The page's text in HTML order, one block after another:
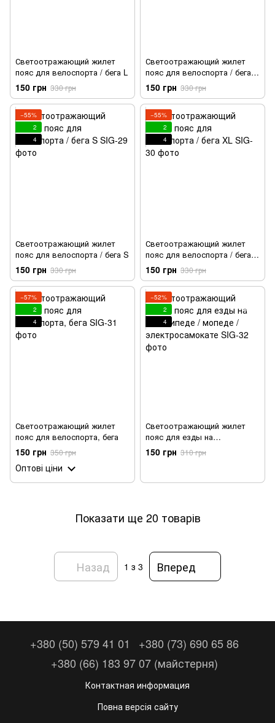
Светоотражающий жилет
пояс для велоспорта / бега L
150 грн 330 грн
Светоотражающий жилет
пояс для велоспорта / бега
M
150 грн 330 грн
−55%
2
4
Светоотражающий жилет
пояс для велоспорта / бега S
150 грн 330 грн
−55%
2
4
Светоотражающий жилет
пояс для велоспорта / бега
XL
150 грн 330 грн
−57%
2
4
Светоотражающий жилет
пояс для велоспорта, бега
150 грн 350 грн
Оптові ціни
−52%
2
4
Светоотражающий жилет
пояс для езды на
велосипеде / мопеде /
электросамокате
150 грн 310 грн
Показати ще 20 товарів
Назад 1 з 3 Вперед
+380 (50) 579 41 01
+380 (73) 690 65 86
+380 (66) 183 97 07 (майстерня)
Контактная информация
Повна версія сайту